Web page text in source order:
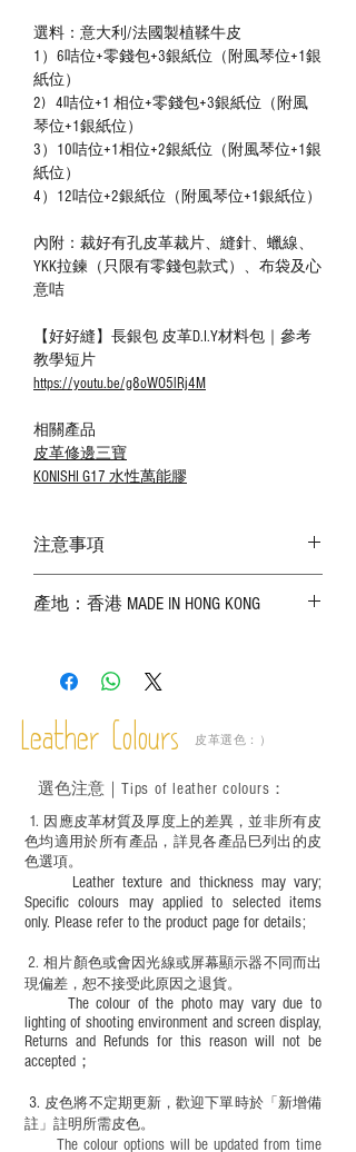
選料：意大利/法國製植鞣牛皮
1）6咭位+零錢包+3銀紙位（附風琴位+1銀
紙位）
2) 4咭位+1 相位+零錢包+3銀紙位（附風
琴位+1銀紙位）
3）10咭位+1相位+2銀紙位（附風琴位+1銀
紙位）
4）12咭位+2銀紙位（附風琴位+1銀紙位）
內附：裁好有孔皮革裁片、縫針、蠟線、
YKK拉鍊（只限有零錢包款式）、布袋及心
意咭
【好好縫】長銀包 皮革D.I.Y材料包｜參考
教學短片
https://youtu.be/g8oWO5lRj4M
相關產品
皮革修邊三寶
KONISHI G17 水性萬能膠
注意事項
實物為準；
－ 植鞣皮革容易受環境、使用程度等產生
成後定期在皮面塗上皮革專用清潔劑及貂
鼠油等；
適合六歲以下兒童使用；六至十二歲兒童
必須由成年人陪同下使用並應小心處理。
產地：香港 MADE IN HONG KONG
Leather Colours 皮革選色：）
1. ​ 因應皮革材質及厚度上的差異，並非所有皮
色均適用於所有產品，詳見各產品巳列出的皮
色選項。
Leather texture and thickness may vary;
Specific colours may applied to selected items
only. Please refer to the product page for details;
​2.相片顏色或會因光線或屏幕顯示器不同而出
現偏差，恕不接受此原因之退貨。
The colour of the photo may vary due to
lighting of shooting environment and screen display,
Returns and Refunds for this reason will not be
accepted；
3. 皮色將不定期更新，歡迎下單時於「新增備
註」註明 所需皮色。
The colour options will be updated from time
選色注意｜ Tips of leather colours ：